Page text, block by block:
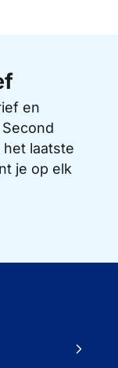
en
laatste
je op elk